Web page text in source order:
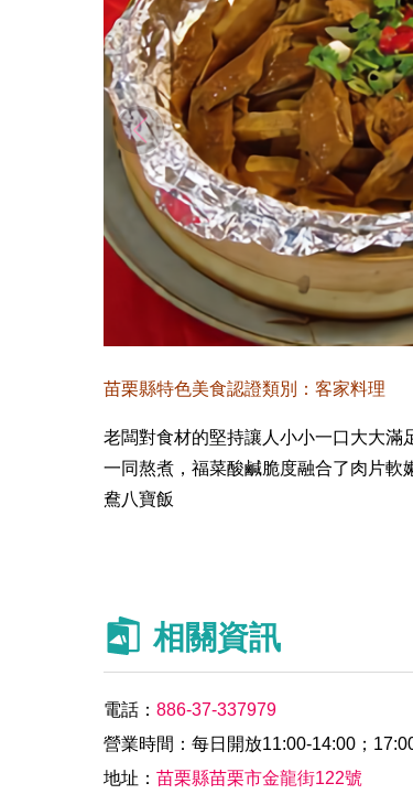
苗栗縣特色美食認證類別：客家料理
老闆對食材的堅持讓人小小一口大大滿
一同熬煮，福菜酸鹹脆度融合了肉片
鴦八寶飯
相關資訊
電話：886-37-337979
營業時間：每日開放11:00-14:00；
地址：苗栗縣苗栗市金龍街122號